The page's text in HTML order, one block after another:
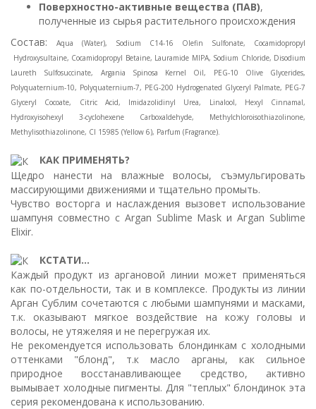
Поверхностно-активные вещества (ПАВ),
полученные из сырья растительного происхождения
Состав:
Aqua (Water), Sodium C14-16 Olefin Sulfonate, Cocamidopropyl
Hydroxysultaine, Cocamidopropyl Betaine, Lauramide MIPA, Sodium Chloride, Disodium
Laureth Sulfosuccinate, Argania Spinosa Kernel Oil, PEG-10 Olive Glycerides,
Polyquaternium-10, Polyquaternium-7, PEG-200 Hydrogenated Glyceryl Palmate, PEG-7
Glyceryl Cocoate, Citric Acid, Imidazolidinyl Urea, Linalool, Hexyl Cinnamal,
Hydroxyisohexyl 3-cyclohexene Carboxaldehyde, Methylchloroisothiazolinone,
Methylisothiazolinone, Cl 15985 (Yellow 6), Parfum (Fragrance).
КАК ПРИМЕНЯТЬ?
Щедро нанести на влажные волосы, съэмульгировать
массирующими движениями и тщательно промыть.
Чувство восторга и наслаждения вызовет использование
шампуня совместно с Argan Sublime Mask и Агgan Sublime
Elixir.
КСТАТИ...
Каждый продукт из аргановой линии может применяться
как по-отдельности, так и в комплексе. Продукты из линии
Арган Сублим сочетаются с любыми шампунями и масками,
т.к. оказывают мягкое воздействие на кожу головы и
волосы, не утяжеляя и не перегружая их.
Не рекомендуется использовать блондинкам с холодными
оттенками "блонд", т.к масло арганы, как сильное
природное восстанавливающее средство, активно
вымывает холодные пигменты. Для "теплых" блондинок эта
серия рекомендована к использованию.